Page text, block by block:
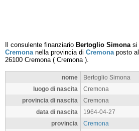
Il consulente finanziario Bertoglio Simonasi
Cremonanella provincia di Cremonaposto
26100 Cremona( Cremona).
nome
Bertoglio Simona
luogo di nascita
Cremona
provincia di nascita
Cremona
data di nascita
1964-04-27
provincia
Cremona